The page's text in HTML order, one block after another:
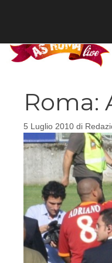
Roma:
5 Luglio 2010 di